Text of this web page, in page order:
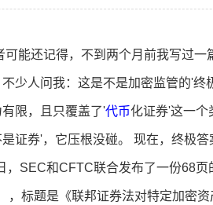
可能还记得，不到两个月前我写过一
少人问我：这是不是加密监管的'终
限，且只覆盖了'代币化证券'这一
是证券'，它压根没碰。 现在，终极
，SEC和CFTC联合发布了一份68
，标题是《联邦证券法对特定加密